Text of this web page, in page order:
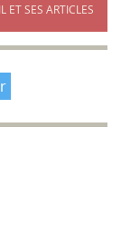
ET SES ARTICLES